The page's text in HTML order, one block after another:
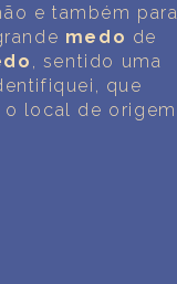
e também para
medo de
, sentido uma
que
local de origem,